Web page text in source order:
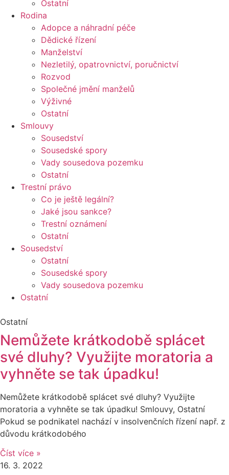
Ostatní
Rodina
Adopce a náhradní péče
Dědické řízení
Manželství
Nezletilý, opatrovnictví, poručnictví
Rozvod
Společné jmění manželů
Výživné
Ostatní
Smlouvy
Sousedství
Sousedské spory
Vady sousedova pozemku
Ostatní
Trestní právo
Co je ještě legální?
Jaké jsou sankce?
Trestní oznámení
Ostatní
Sousedství
Ostatní
Sousedské spory
Vady sousedova pozemku
Ostatní
Ostatní
Nemůžete krátkodobě splácet
své dluhy? Využijte moratoria a
vyhněte se tak úpadku!
Nemůžete krátkodobě splácet své dluhy? Využijte
moratoria a vyhněte se tak úpadku! Smlouvy, Ostatní
Pokud se podnikatel nachází v insolvenčních řízení např. z
důvodu krátkodobého
Číst více »
16. 3. 2022